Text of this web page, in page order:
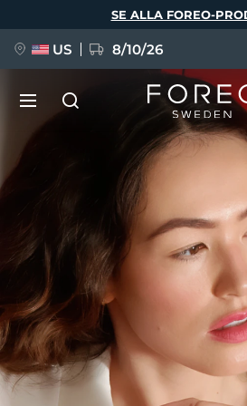
SE ALLA FOREO-
US 8/10/26
Mina
FAQ™ Pure Beauty-Tech
BREAKING NEWS
issa™ Teeth Whitening Set
Språk
English Deutsch
Français
Polski
Svenska
Türkçe
简体中文